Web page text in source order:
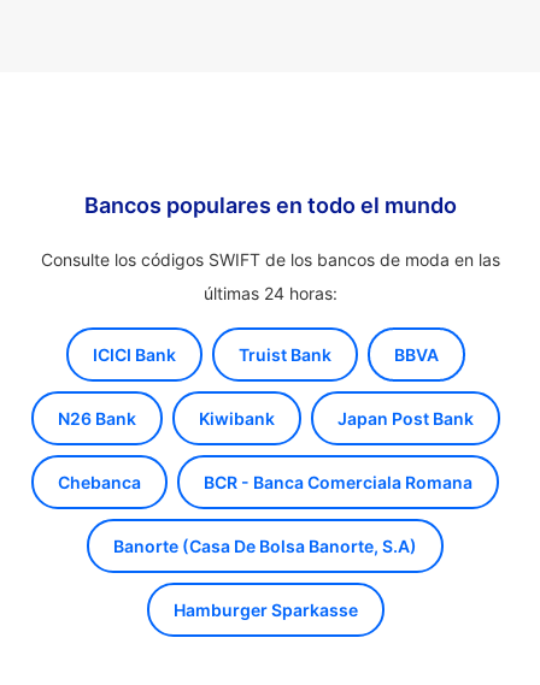
Bancos populares en todo el mundo
Consulte los códigos SWIFT de los bancos de moda en las
últimas 24 horas:
ICICI Bank Truist Bank BBVA
N26 Bank Kiwibank Japan Post Bank
Chebanca BCR - Banca Comerciala Romana
Banorte (Casa De Bolsa Banorte, S.A)
Hamburger Sparkasse